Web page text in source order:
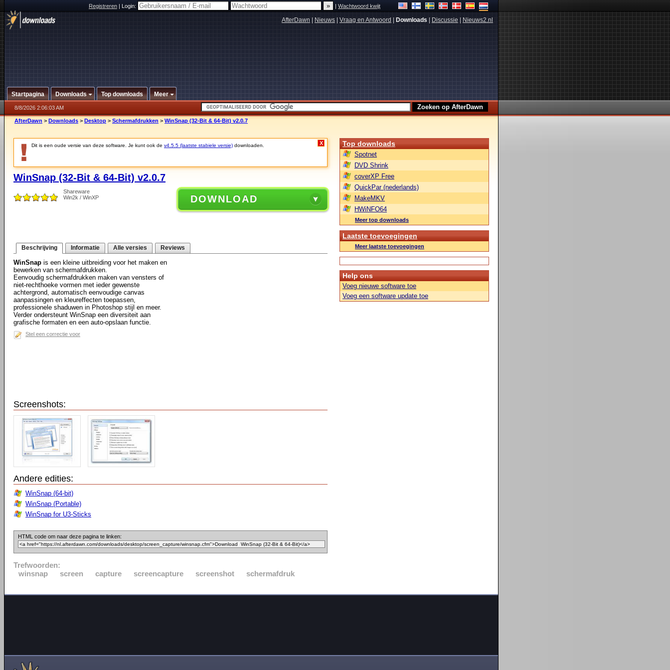
Registreren|Login: |Wachtwoord kwijt
AfterDawn Nieuws Vraag en Antwoord Downloads Discussie Nieuws2.nl
Startpagina Downloads Top downloads Meer
8/8/2026 2:06:03 AM
AfterDawn > Downloads > Desktop > Schermafdrukken > WinSnap (32-Bit & 64-Bit) v2.0.7
Dit is een oude versie van deze software. Je kunt ook de v4.5.5 (laatste stabiele versie) downloaden. X
WinSnap (32-Bit & 64-Bit) v2.0.7
Shareware
Win2k / WinXP
DOWNLOAD
Beschrijving Informatie Alle versies Reviews
WinSnap is een kleine uitbreiding voor het maken en
bewerken van schermafdrukken.
Eenvoudig schermafdrukken maken van vensters of
niet-rechthoeke vormen met ieder gewenste
achtergrond, automatisch eenvoudige canvas
aanpassingen en kleureffecten toepassen,
professionele shaduwen in Photoshop stijl en meer.
Verder ondersteunt WinSnap een diversiteit aan
grafische formaten en een auto-opslaan functie.
Stel een correctie voor
Screenshots:
Andere edities:
WinSnap (64-bit)
WinSnap (Portable)
WinSnap for U3-Sticks
HTML code om naar deze pagina te linken:
Trefwoorden:
winsnap
screen capture screencapture screenshot schermafdruk
Top downloads
Spotnet
DVD Shrink
coverXP Free
QuickPar (nederlands)
MakeMKV
HWiNFO64
Meer top downloads
Laatste toevoegingen
Meer laatste toevoegingen
Help ons
Voeg nieuwe software toe
Voeg een software update toe